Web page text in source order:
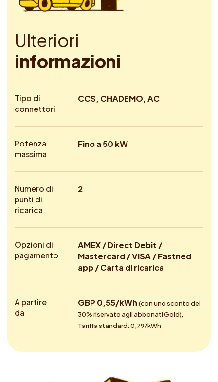
Ulteriori
informazioni
Tipo di
connettori
CCS, CHADEMO, AC
Potenza
massima
Fino a 50 kW
Numero di
punti di
ricarica
2
Opzioni di
pagamento
AMEX / Direct Debit /
Mastercard / VISA / Fastned
app / Carta di ricarica
A partire
da
GBP 0,55/kWh (con uno sconto del
30% riservato agli abbonati Gold),
Tariffa standard: 0,79/kWh